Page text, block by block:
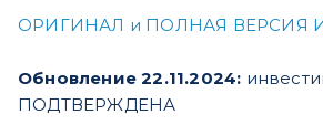
ОРИГИНАЛ и ПОЛНАЯ ВЕРСИЯ
Обновление 22.11.2024:
ПОДТВЕРЖДЕНА